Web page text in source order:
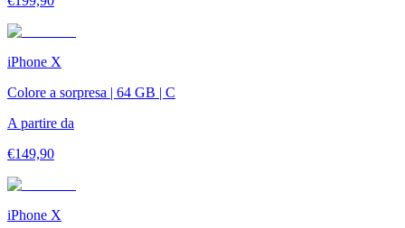
iPhone X
Colore a sorpresa | 64 GB | C
A partire da
€149,90
iPhone X